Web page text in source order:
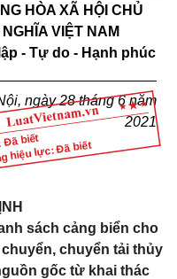
biết
hiệu lực: Đã biết
HÒA XÃ HỘI CHỦ
NGHĨA VIỆT NAM
- Tự do - Hạnh phúc
ngày 28 tháng 6 năm
2021
sách cảng biển cho
chuyển tải thủy
gốc từ khai thác